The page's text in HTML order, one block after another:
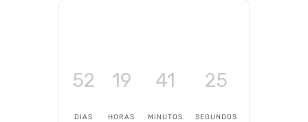
52
DIAS
19
HORAS
41
MINUTOS
24
SEGUNDOS